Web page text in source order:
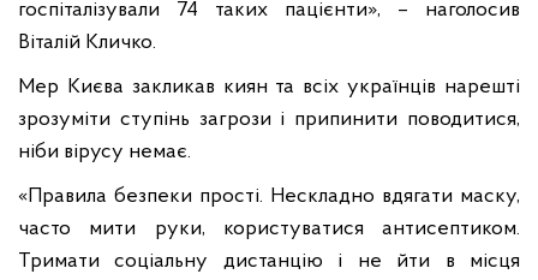
госпіталізували 74 таких пацієнти», – наголосив
Віталій Кличко.
Мер Києва закликав киян та всіх українців нарешті
зрозуміти ступінь загрози і припинити поводитися,
ніби вірусу немає.
«Правила безпеки прості. Нескладно вдягати маску,
часто мити руки, користуватися антисептиком.
Тримати соціальну дистанцію і не йти в місця